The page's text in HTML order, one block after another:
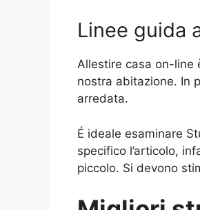
Linee guida
Allestire casa on-line
nostra abitazione. In
arredata.
É ideale esaminare
specifico l’articolo,
piccolo. Si devono